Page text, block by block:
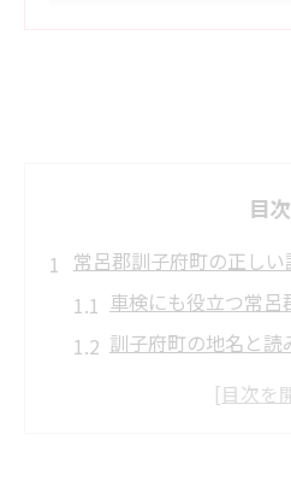
目次
常呂郡訓子府町の正し
車検にも役立つ常
訓子府町の地名と
北海道の常呂郡訓子